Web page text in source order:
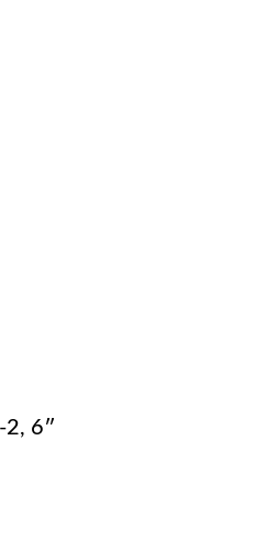
2, 6″